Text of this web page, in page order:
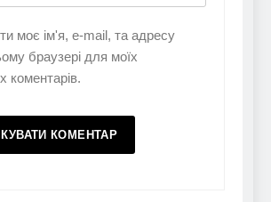
моє ім'я, e-mail, та адресу
браузері для моїх
коментарів.